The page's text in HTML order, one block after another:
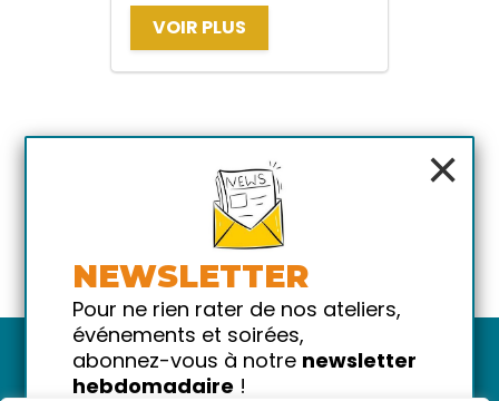
VOIR PLUS
×
NEWSLETTER
Pour ne rien rater de nos ateliers,
événements et soirées,
abonnez-vous à notre newsletter
hebdomadaire !